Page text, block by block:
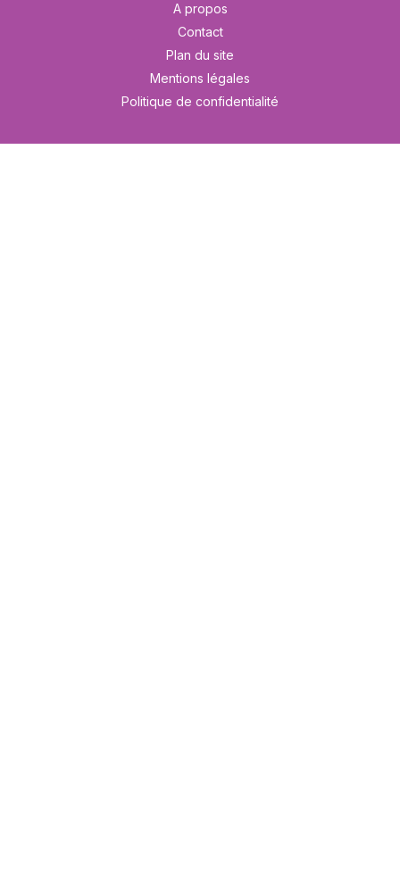
A propos
Contact
Plan du site
Mentions légales
Politique de confidentialité